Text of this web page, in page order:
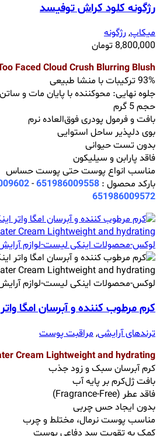
رژگونه کلود کراش توفیسد
میکاپ,رژگونه
8,800,000 تومان
Faced Cloud Crush Blurring Blush
93% ترکیبات با منشا طبیعی
جلوه نهایی: محوکننده با پایان مات و
حجم 5 گرم
بافت و فرمول پودری فوق‌العاده نرم
بوی دلپذیر ساحل استوایی
بدون تست حیوانی
فاقد پارابن و سیلیکون
مناسب انواع پوست حتی پوست حساس
بارکد محصول : 651986009558
-
651986009572
کرم مرطوب ‌کننده و آبرسان امگا
ترندهای آرایشی,مراقبت پوست
Cream Lightweight and hydrating
کرم آبرسان سبک و زود جذب
بافت ژل‌کرم بر پایه آب
فاقد عطر (Fragrance-Free)
بدون ایجاد حس چربی
مناسب پوست نرمال، مختلط و چرب
کمک به تقویت سد دفاعی پوست